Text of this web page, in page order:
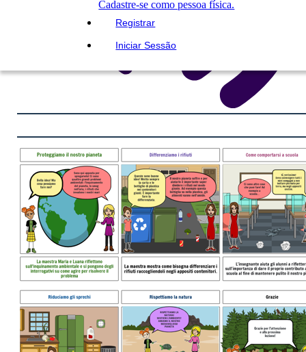
Cadastre-se como pessoa física.
Registrar
Iniciar Sessão